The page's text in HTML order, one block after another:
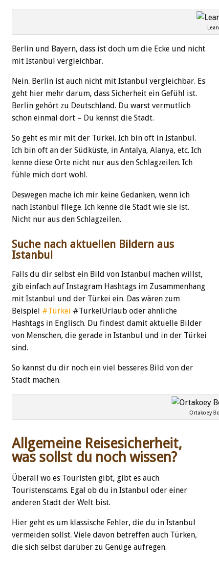
Berlin und Bayern, dass ist doch um die Ecke und nicht
mit Istanbul vergleichbar.
Nein. Berlin ist auch nicht mit Istanbul vergleichbar. Es
geht hier mehr darum, dass Sicherheit ein Gefühl ist.
Berlin gehört zu Deutschland. Du warst vermutlich
schon einmal dort – Du kennst die Stadt.
So geht es mir mit der Türkei. Ich bin oft in Istanbul.
Ich bin oft an der Südküste, in Antalya, Alanya, etc. Ich
kenne diese Orte nicht nur aus den Schlagzeilen. Ich
fühle mich dort wohl.
Deswegen mache ich mir keine Gedanken, wenn ich
nach Istanbul fliege. Ich kenne die Stadt wie sie ist.
Nicht nur aus den Schlagzeilen.
Suche nach aktuellen Bildern aus
Istanbul
Falls du dir selbst ein Bild von Istanbul machen willst,
gib einfach auf Instagram Hashtags im Zusammenhang
mit Istanbul und der Türkei ein. Das wären zum
Beispiel #Türkei #TürkeiUrlaub oder ähnliche
Hashtags in Englisch. Du findest damit aktuelle Bilder
von Menschen, die gerade in Istanbul und in der Türkei
sind.
So kannst du dir noch ein viel besseres Bild von der
Stadt machen.
Ortakoey
Allgemeine Reisesicherheit,
was sollst du noch wissen?
Überall wo es Touristen gibt, gibt es auch
Touristenscams. Egal ob du in Istanbul oder einer
anderen Stadt der Welt bist.
Hier geht es um klassische Fehler, die du in Istanbul
vermeiden sollst. Viele davon betreffen auch Türken,
die sich selbst darüber zu Genüge aufregen.